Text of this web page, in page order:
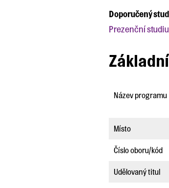
Doporučený
Prezenční
Název programu
Místo
Číslo oboru/kód
Udělovaný titul